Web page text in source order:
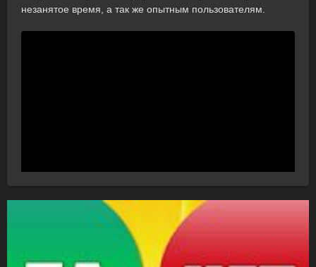
незанятое время, а так же опытным пользователям.